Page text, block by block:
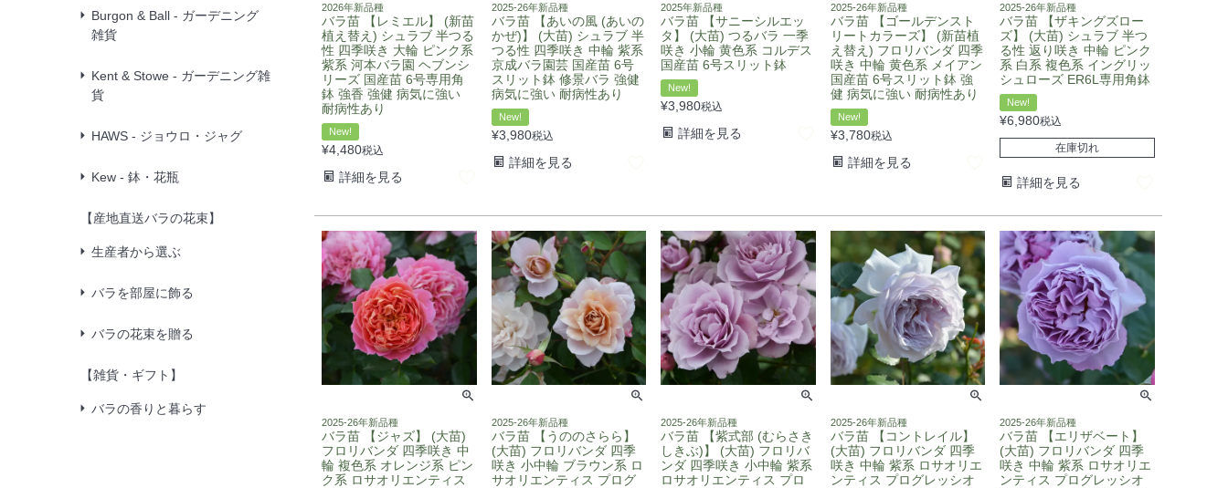
Burgon & Ball - ガーデニング
雑貨
Kent & Stowe - ガーデニング雑
貨
HAWS - ジョウロ・ジャグ
Kew - 鉢・花瓶
【産地直送バラの花束】
生産者から選ぶ
バラを部屋に飾る
バラの花束を贈る
【雑貨・ギフト】
バラの香りと暮らす
2026年新品種
バラ苗 【レミエル】 (新苗
植え替え) シュラブ 半つる
性 四季咲き 大輪 ピンク系
紫系 河本バラ園 ヘブンシ
リーズ 国産苗 6号専用角
鉢 強香 強健 病気に強い
耐病性あり
New!
¥4,480税込
詳細を見る
2025-26年新品種
バラ苗 【あいの風 (あいの
かぜ)】 (大苗) シュラブ 半
つる性 四季咲き 中輪 紫系
京成バラ園芸 国産苗 6号
スリット鉢 修景バラ 強健
病気に強い 耐病性あり
New!
¥3,980税込
詳細を見る
2025年新品種
バラ苗 【サニーシルエッ
タ】 (大苗) つるバラ 一季
咲き 小輪 黄色系 コルデス
国産苗 6号スリット鉢
New!
¥3,980税込
詳細を見る
2025-26年新品種
バラ苗 【ゴールデンスト
リートカラーズ】 (新苗植
え替え) フロリバンダ 四季
咲き 中輪 黄色系 メイアン
国産苗 6号スリット鉢 強
健 病気に強い 耐病性あり
New!
¥3,780税込
詳細を見る
2025-26年新品種
バラ苗 【ザキングズロー
ズ】 (大苗) シュラブ 半つ
る性 返り咲き 中輪 ピンク
系 白系 複色系 イングリッ
シュローズ ER6L専用角鉢
New!
¥6,980税込
在庫切れ
詳細を見る
2025-26年新品種
バラ苗 【ジャズ】 (大苗)
フロリバンダ 四季咲き 中
輪 複色系 オレンジ系 ピン
ク系 ロサオリエンティス
2025-26年新品種
バラ苗 【うののさらら】
(大苗) フロリバンダ 四季
咲き 小中輪 ブラウン系 ロ
サオリエンティス プログ
2025-26年新品種
バラ苗 【紫式部 (むらさき
しきぶ)】 (大苗) フロリバ
ンダ 四季咲き 小中輪 紫系
ロサオリエンティス プロ
2025-26年新品種
バラ苗 【コントレイル】
(大苗) フロリバンダ 四季
咲き 中輪 紫系 ロサオリエ
ンティス プログレッシオ
2025-26年新品種
バラ苗 【エリザベート】
(大苗) フロリバンダ 四季
咲き 中輪 紫系 ロサオリエ
ンティス プログレッシオ